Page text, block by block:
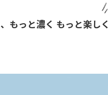
もっと濃く もっと楽しく